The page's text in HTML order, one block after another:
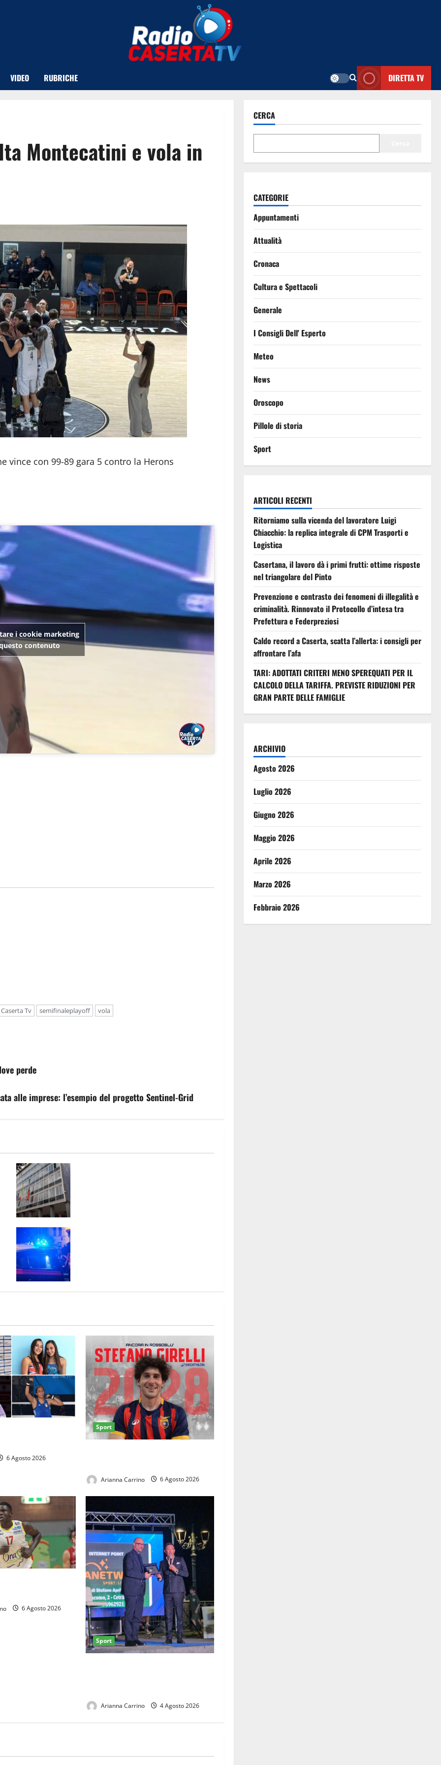
VIDEO RUBRICHE DIRETTA TV
Montecatini e vola in
vince con 99-89 gara 5 contro la Herons
i cookie marketing
contenuto
Tv semifinaleplayoff vola
perde
alle imprese: l’esempio del progetto Sentinel-Grid
6 Agosto 2026
Sport
Arianna Carrino 6 Agosto 2026
6 Agosto 2026
Sport
Arianna Carrino 4 Agosto 2026
CERCA
CATEGORIE
Appuntamenti
Attualità
Cronaca
Cultura e Spettacoli
Generale
I Consigli Dell' Esperto
Meteo
News
Oroscopo
Pillole di storia
Sport
ARTICOLI RECENTI
Ritorniamo sulla vicenda del lavoratore Luigi
Chiacchio: la replica integrale di CPM Trasporti e
Logistica
Casertana, il lavoro dà i primi frutti: ottime risposte
nel triangolare del Pinto
Prevenzione e contrasto dei fenomeni di illegalità e
criminalità. Rinnovato il Protocollo d’intesa tra
Prefettura e Federpreziosi
Caldo record a Caserta, scatta l’allerta: i consigli per
affrontare l’afa
TARI: ADOTTATI CRITERI MENO SPEREQUATI PER IL
CALCOLO DELLA TARIFFA. PREVISTE RIDUZIONI PER
GRAN PARTE DELLE FAMIGLIE
ARCHIVIO
Agosto 2026
Luglio 2026
Giugno 2026
Maggio 2026
Aprile 2026
Marzo 2026
Febbraio 2026